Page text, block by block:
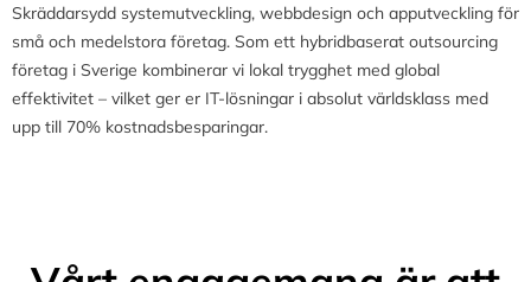
Skräddarsydd systemutveckling, webbdesign och apputveckling för
små och medelstora företag. Som ett hybridbaserat outsourcing
företag i Sverige kombinerar vi lokal trygghet med global
effektivitet – vilket ger er IT-lösningar i absolut världsklass med
upp till 70% kostnadsbesparingar.